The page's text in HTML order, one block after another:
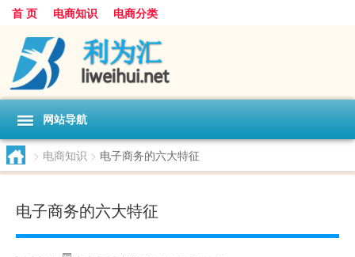
首 页 电商知识 电商分类
网站导航
> 电商知识 > 电子商务的六大特征
电子商务的六大特征